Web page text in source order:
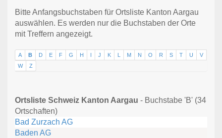
Bitte Anfangsbuchstaben für Ortsliste Kanton Aargau
auswählen. Es werden nur die Buchstaben der Orte
mit Treffern angezeigt.
A B D E F G H J K M N O R S T U
V
W
Z
Ortsliste Schweiz Kanton Aargau - Buchstabe 'B' (34
Ortschaften)
Bad Zurzach AG
Baden AG